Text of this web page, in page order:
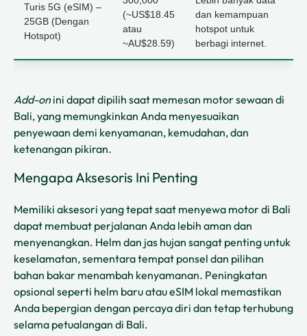
Turis 5G (eSIM) –
25GB (Dengan
Hotspot)
(~US$18.45
atau
~AU$28.59)
dan kemampuan
hotspot untuk
berbagi internet.
Add-onini dapat dipilih saat memesan motor sewaan di
Bali, yang memungkinkan Anda menyesuaikan
penyewaan demi kenyamanan, kemudahan, dan
ketenangan pikiran.
Mengapa Aksesoris Ini Penting
Memiliki aksesori yang tepat saat menyewa motor di Bali
dapat membuat perjalanan Anda lebih aman dan
menyenangkan. Helm dan jas hujan sangat penting untuk
keselamatan, sementara tempat ponsel dan pilihan
bahan bakar menambah kenyamanan. Peningkatan
opsional seperti helm baru atau eSIM lokal memastikan
Anda bepergian dengan percaya diri dan tetap terhubung
selama petualangan di Bali.